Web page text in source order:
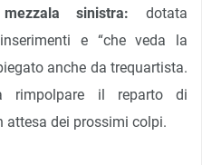
sinistra: dotata
e “che veda la
anche da trequartista.
rimpolpare il reparto di
attesa dei prossimi colpi.